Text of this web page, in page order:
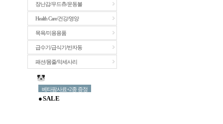
장난감/우드츄/운동볼
Health Care/건강/영양
목욕/미용용품
급수기/급식기/반자동
패션/몸줄/악세사리
베타팜사료+2종 증정
● S A L E